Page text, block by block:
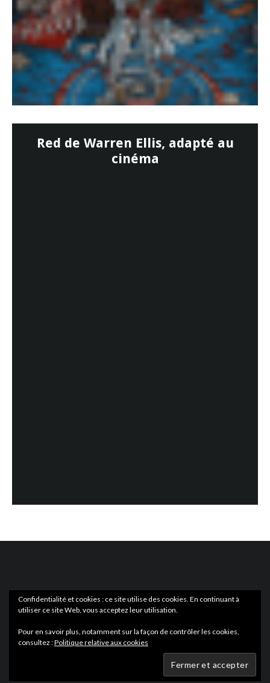
Red de Warren Ellis, adapté au
cinéma
Confidentialité et cookies : ce site utilise des cookies. En continuant à
utiliser ce site Web, vous acceptez leur utilisation.
Pour en savoir plus, notamment sur la façon de contrôler les cookies,
consultez :Politique relative aux cookies